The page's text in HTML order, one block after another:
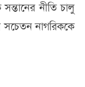
নীতি চালু
নাগরিককে